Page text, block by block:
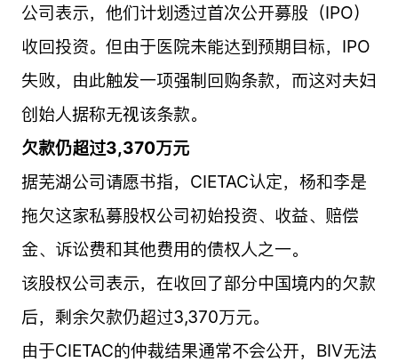
公司表示，他们计划透过首次公开募股（IPO）
收回投资。但由于医院未能达到预期目标，IPO
失败，由此触发一项强制回购条款，而这对夫妇
创始人据称无视该条款。
欠款仍超过3,370万元
据芜湖公司请愿书指，CIETAC认定，杨和李是
拖欠这家私募股权公司初始投资、收益、赔偿
金、诉讼费和其他费用的债权人之一。
该股权公司表示，在收回了部分中国境内的欠款
后，剩余欠款仍超过3,370万元。
由于CIETAC的仲裁结果通常不会公开，BIV无法